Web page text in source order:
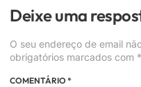
Deixe uma
O seu endereço de email
obrigatórios marcados com *
COMENTÁRIO*